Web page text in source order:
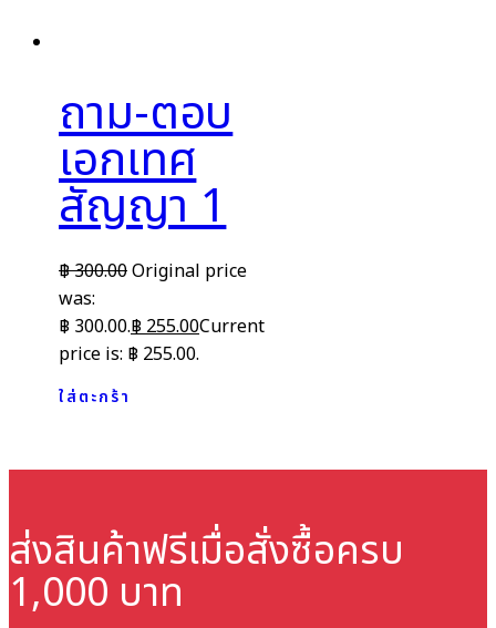
ถาม-ตอบ
เอกเทศ
สัญญา 1
฿300.00Original price
was:
฿ 300.00.฿ 255.00Current
price is: ฿ 255.00.
ใส่ตะกร้า
ส่งสินค้าฟรีเมื่อสั่งซื้อครบ
1,000 บาท